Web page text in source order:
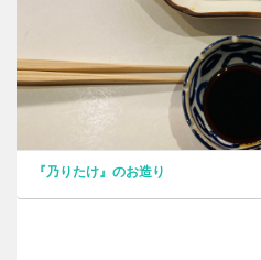
『乃りたけ』のお造り